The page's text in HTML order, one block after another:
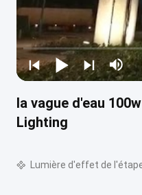
la vague d'eau
Lighting
Lumière d'effet de